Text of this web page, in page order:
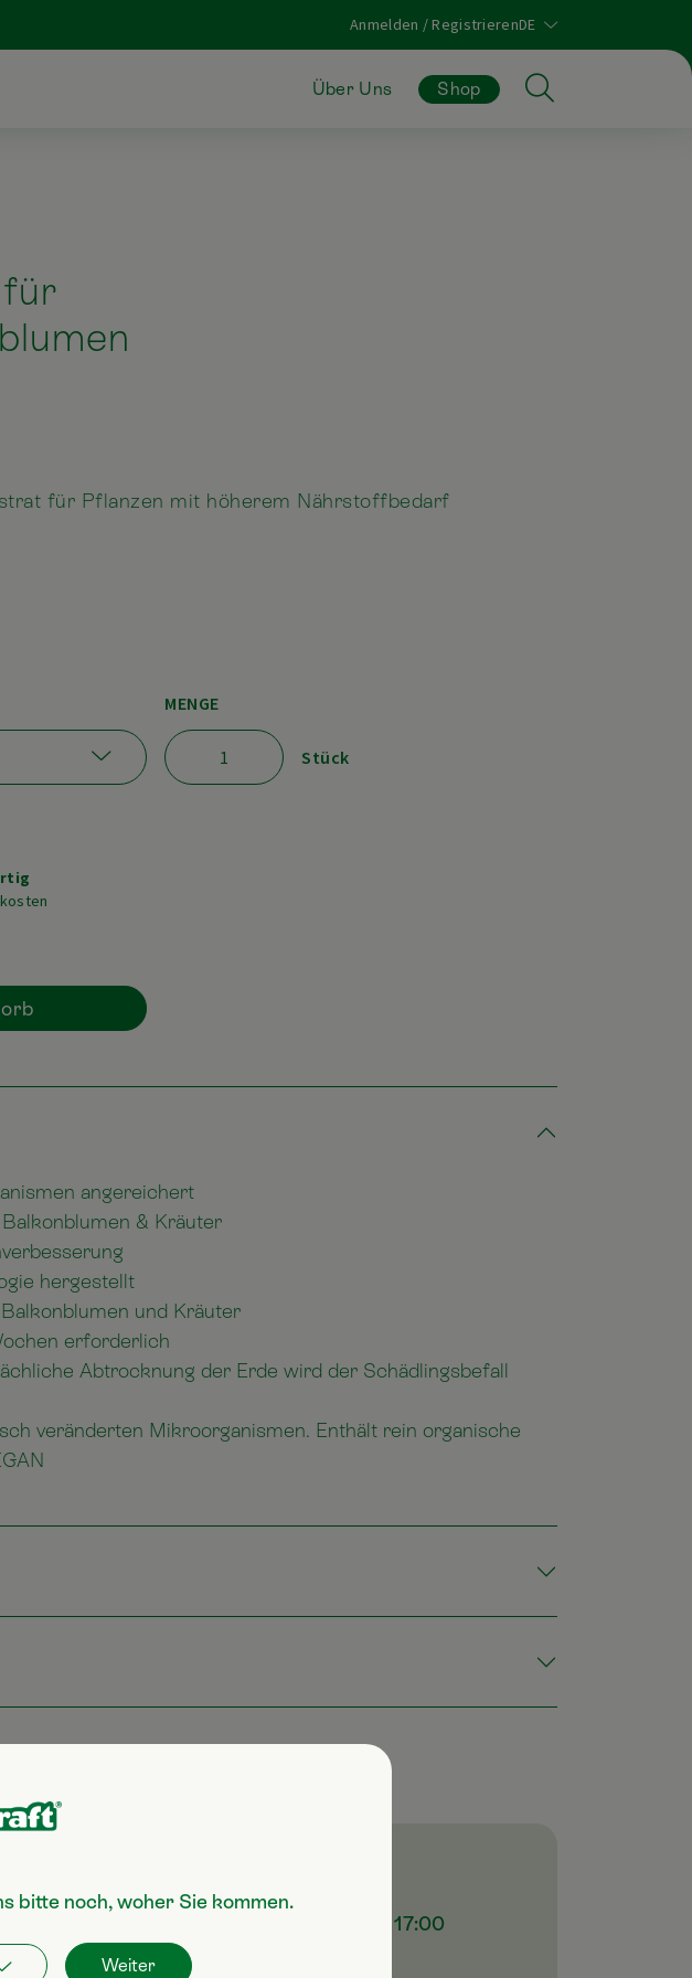
Anmelden / Registrieren
Über Uns Shop
für Pflanzen mit höherem Nährstoffbedarf
MENGE
Stück
angereichert
& Kräuter
hergestellt
und Kräuter
erforderlich
Abtrocknung der Erde wird der Schädlingsbefall
veränderten Mikroorganismen. Enthält rein organische
Erreichbar von
Mo-Fr: 8:00 – 17:00
bitte noch, woher Sie kommen.
Weiter